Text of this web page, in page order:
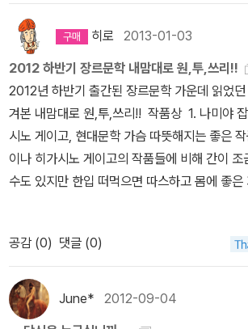
크는 이미 그림의 떡.메모장은 넘쳐나서 그닥 유
가 아키코의 에세이는 조만간 구입해야지, 하고
에스프레소 머그컵을 받을 수 있으니 왠지 바로
은 느낌이 들고 있다.에코백도 묵혀두고 있는
아니라 생태환경을 위한다고 이곳저곳에서 에
어서 오히려 그게 더 낭비같기는 하지만 나처
사람이 별로없으니 뭐... 그래도 올해는 손수건
수건이 늘어났다. 이제 한두개쯤 분실해도 충분
이 도쿠로.이 이름은 항상 잊어버리고 기억을 떠
오르는 건 이누이. 왜 그럴까? 천계영 만화는 유일하게 오디션
을 본 것 같은데 꽤 독특해서 다른 작품도 찾아
른 기억이 없네. 요즘 자꾸 만화에 꽂히고 있다.
단단히 해야지. 슬슬 책 읽을 여유 같은 것도
며, 책 쓸어담아 보기도 하구요, 제임스 엘로
스 엘로이, 좀 멋진데요, LA 컨피덴셜은 몇권인
걸 읽었던 것 같고, 영화도 무지 재미나게 봤는
나왔는데, 편집자님 트윗에서 어느 하나 버릴
작하는 찬양 트윗을 하도 많이 봐서, 궁금치 최대수였던
설적인 하드보일드, 미스터리, 스릴러 작가들의
을 모아 엮은 판타스틱 픽션 GOLD 시리즈.
품은 동시대 하드보일드 누아르의 최고 작가
컨피덴셜>이다. 1990년 미국 출간 후 레이먼
급에 비견될 유일한 누아르 작가로 평을 얻을 만
제임스 엘로이의 전설적 명성을 더 이상 확인하
알에이치코리아에서는 국내 출간 15년 만에 새
자인 콘셉트로 판타스틱 픽션 GOLD 시리즈의
히로 2013-01-03
2012 하반기 장르문학 내맘대로 원,투,쓰리!!
2012년 하반기 출간된 장르문학 가운데 읽었
겨본 내맘대로 원,투,쓰리!! 작품상 1. 나미야
시노 게이고, 현대문학 가슴 따뜻해지는 좋은
이나 히가시노 게이고의 작품들에 비해 간이 조
수도 있지만 한입 떠먹으면 따스하고 몸에 좋은
전체적인 구성도 기발하면서 대단하고, 이야기
작품. 추위 매서운 연말에 읽어서 더 가슴 따뜻
도 모르겠네요. 해당출판사에서 시기적절하게
니다. 2. 안주 - 미야베 미유키, 북스피어 미미
게이고처럼 화수분 마냥 어디서 자꾸자꾸 이런
공감 (0) 댓글 (0)
June* 2012-09-04